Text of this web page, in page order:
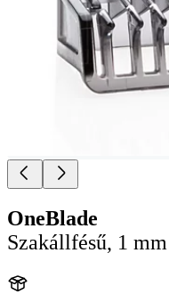
OneBlade
Szakállfésű, 1 mm